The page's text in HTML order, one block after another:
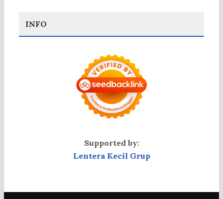
INFO
Supported by:
Lentera Kecil Grup